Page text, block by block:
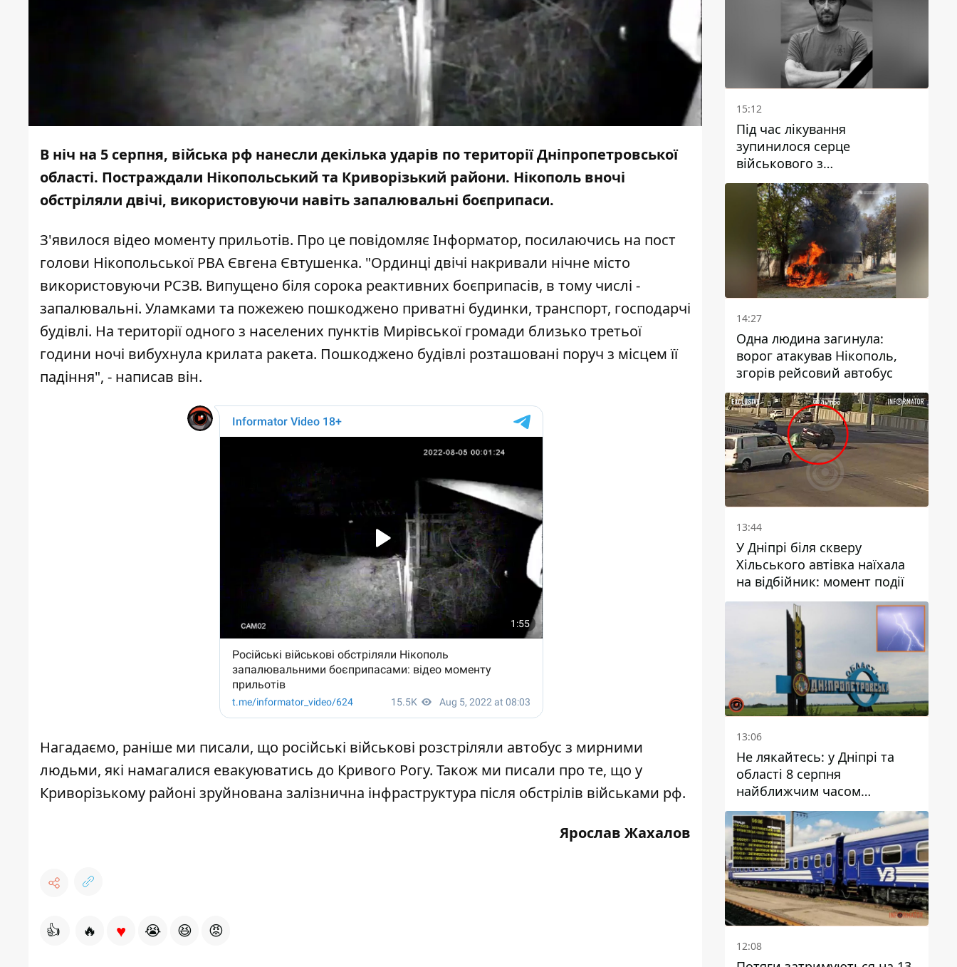
В ніч на 5 серпня, війська рф нанесли декілька ударів по території Дніпропетровської
області. Постраждали Нікопольський та Криворізький райони. Нікополь вночі
обстріляли двічі, використовуючи навіть запалювальні боєприпаси.
З'явилося відео моменту прильотів. Про це повідомляє Інформатор, посилаючись на пост
голови Нікопольської РВА Євгена Євтушенка. "Ординці двічі накривали нічне місто
використовуючи РСЗВ. Випущено біля сорока реактивних боєприпасів, в тому числі -
запалювальні. Уламками та пожежею пошкоджено приватні будинки, транспорт, господарчі
будівлі. На території одного з населених пунктів Мирівської громади близько третьої
години ночі вибухнула крилата ракета. Пошкоджено будівлі розташовані поруч з місцем її
падіння", - написав він.
Нагадаємо, раніше ми писали, що російські військові розстріляли автобус з мирними
людьми, які намагалися евакуюватись до Кривого Рогу. Також ми писали про те, що у
Криворізькому районі зруйнована залізнична інфраструктура після обстрілів військами рф.
Ярослав Жахалов
👍 🔥 ♥ 😭 😆 😡
15:12
Під час лікування
зупинилося серце
військового з
Дніпропетровської області
Ростислава Лупашка
14:27
Одна людина загинула:
ворог атакував Нікополь,
згорів рейсовий автобус
13:44
У Дніпрі біля скверу
Хільського автівка наїхала
на відбійник: момент події
13:06
Не лякайтесь: у Дніпрі та
області 8 серпня
найближчим часом
очікується гроза
12:08